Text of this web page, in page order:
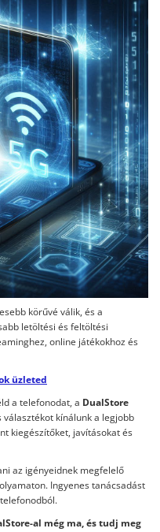
körűvé válik, és a
letöltési és feltöltési
online játékokhoz és
üzleted
a telefonodat, a DualStore
kínálunk a legjobb
kiegészítőket, javításokat és
az igényeidnek megfelelő
Ingyenes tanácsadást
al még ma, és tudj meg